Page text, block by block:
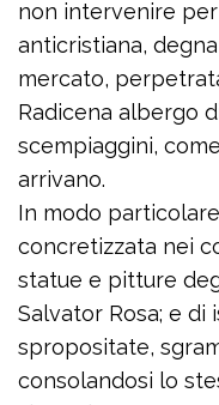
non intervenire
anticristiana,
mercato,
Radicena albergo
scempiaggini,
arrivano.
In modo
concretizzata nei
statue e pitture
Salvator Rosa; e di
spropositate,
consolandosi lo